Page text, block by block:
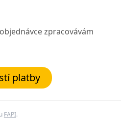
zpracovávám
platby
FAPI.